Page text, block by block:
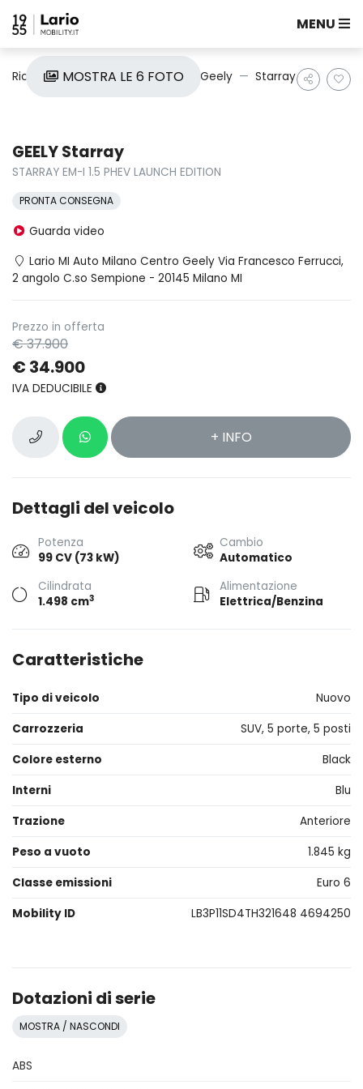
MENU
Ricerca auto Nuove e Km0 Geely Starray
MOSTRA LE 6 FOTO
GEELY Starray
STARRAY EM-I 1.5 PHEV LAUNCH EDITION
PRONTA CONSEGNA
Guarda video
Lario MI Auto Milano Centro Geely Via Francesco Ferrucci,
2 angolo C.so Sempione - 20145 Milano MI
Prezzo in offerta
€ 37.900
€ 34.900
IVA DEDUCIBILE
+ INFO
Dettagli del veicolo
Potenza
99 CV (73 kW)
Cambio
Automatico
Cilindrata
1.498 cm3
Alimentazione
Elettrica/Benzina
Caratteristiche
Tipo di veicolo
Nuovo
Carrozzeria
SUV, 5 porte, 5 posti
Colore esterno
Black
Interni
Blu
Trazione
Anteriore
Peso a vuoto
1.845 kg
Classe emissioni
Euro 6
Mobility ID
LB3P11SD4TH321648 4694250
Dotazioni di serie
MOSTRA / NASCONDI
ABS